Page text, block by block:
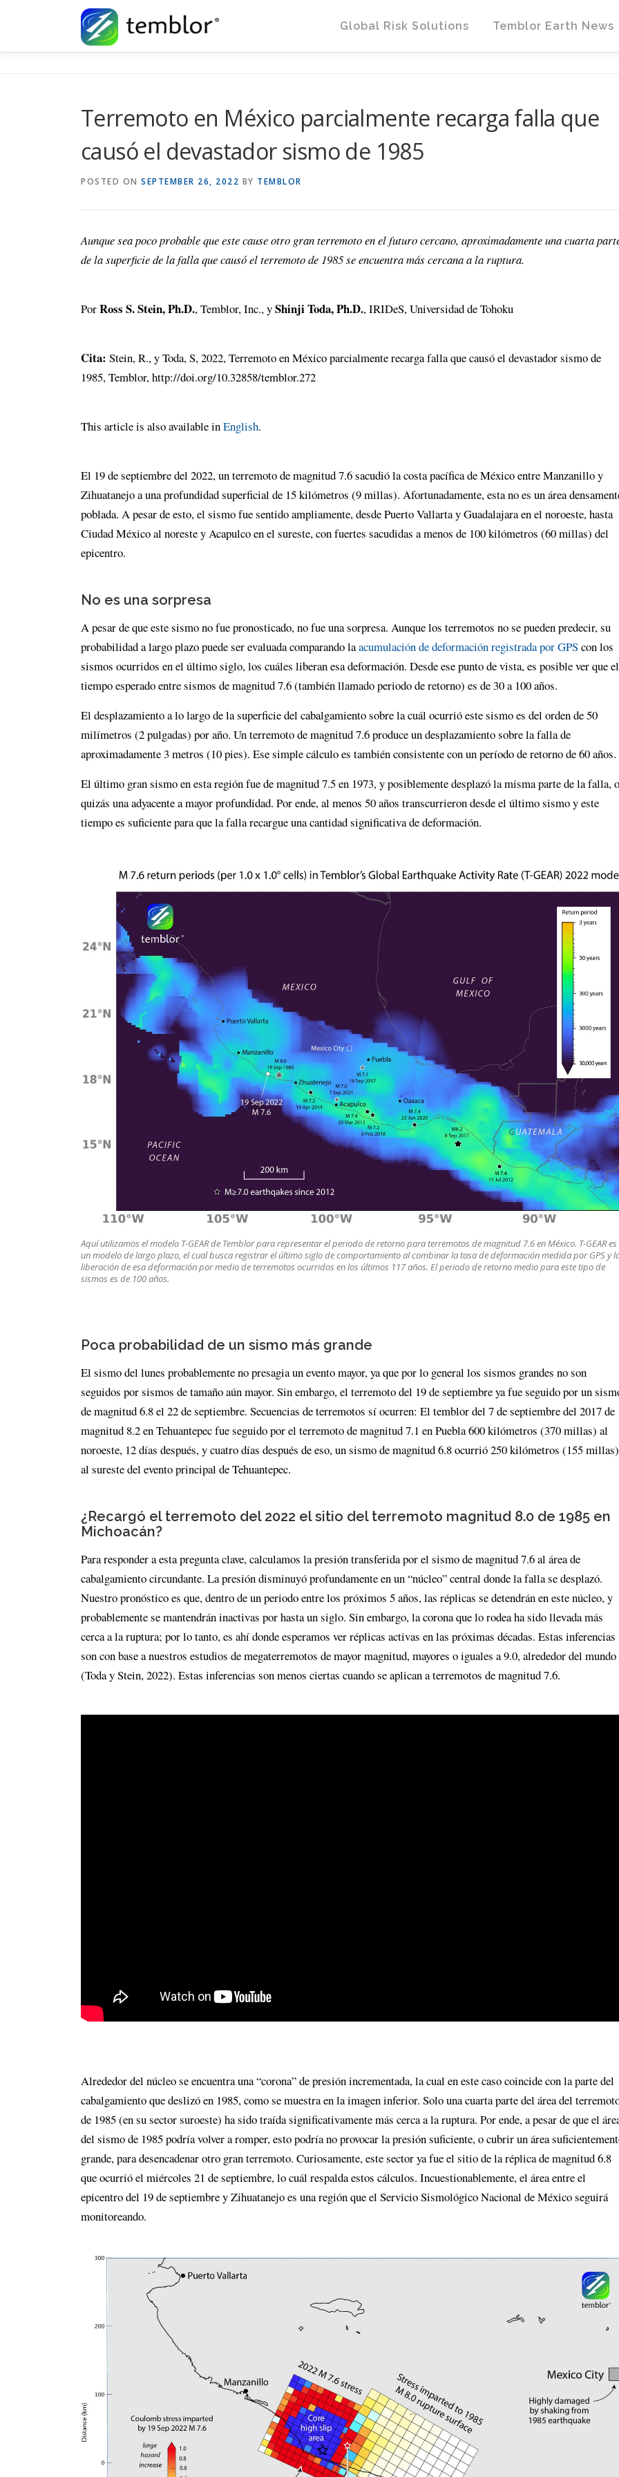
Global Risk Solutions
Temblor Earth News
Terremoto en México parcialmente recarga falla que
causó el devastador sismo de 1985
POSTED ON SEPTEMBER 26, 2022 BY TEMBLOR
Aunque sea poco probable que este cause otro gran terremoto en el futuro cercano, aproximadamente una cuarta
de la superficie de la falla que causó el terremoto de 1985 se encuentra más cercana a la ruptura.
PorRoss S. Stein, Ph.D., Temblor, Inc., yShinji Toda, Ph.D., IRIDeS, Universidad de Tohoku
Cita: Stein, R., y Toda, S, 2022, Terremoto en México parcialmente recarga falla que causó el devastador sismo de
1985, Temblor, http://doi.org/10.32858/temblor.272
This article is also available inEnglish.
El 19 de septiembre del 2022, un terremoto de magnitud 7.6 sacudió la costa pacífica de México entre Manzanillo y
Zihuatanejo a una profundidad superficial de 15 kilómetros (9 millas). Afortunadamente, esta no es un área
poblada. A pesar de esto, el sismo fue sentido ampliamente, desde Puerto Vallarta y Guadalajara en el noroeste, hasta
Ciudad México al noreste y Acapulco en el sureste, con fuertes sacudidas a menos de 100 kilómetros (60 millas) del
epicentro.
No es una sorpresa
A pesar de que este sismo no fue pronosticado, no fue una sorpresa. Aunque los terremotos no se pueden predecir, su
probabilidad a largo plazo puede ser evaluada comparando laacumulación de deformación registrada por GPScon los
sismos ocurridos en el último siglo, los cuáles liberan esa deformación. Desde ese punto de vista, es posible ver que el
tiempo esperado entre sismos de magnitud 7.6 (también llamado periodo de retorno) es de 30 a 100 años.
El desplazamiento a lo largo de la superficie del cabalgamiento sobre la cuál ocurrió este sismo es del orden de 50
milímetros (2 pulgadas) por año. Un terremoto de magnitud 7.6 produce un desplazamiento sobre la falla de
aproximadamente 3 metros (10 pies). Ese simple cálculo es también consistente con un período de retorno de 60 años.
El último gran sismo en esta región fue de magnitud 7.5 en 1973, y posiblemente desplazó la misma parte de la falla, o
quizás una adyacente a mayor profundidad. Por ende, al menos 50 años transcurrieron desde el último sismo y este
tiempo es suficiente para que la falla recargue una cantidad significativa de deformación.
Aquí utilizamos el modelo T-GEAR de Temblor para representar el periodo de retorno para terremotos de magnitud 7.6 en México. T-GEAR es
un modelo de largo plazo, el cual busca registrar el último siglo de comportamiento al combinar la tasa de deformación medida por GPS y
liberación de esa deformación por medio de terremotos ocurridos en los últimos 117 años. El periodo de retorno medio para este tipo de
sismos es de 100 años.
Poca probabilidad de un sismo más grande
El sismo del lunes probablemente no presagia un evento mayor, ya que por lo general los sismos grandes no son
seguidos por sismos de tamaño aún mayor. Sin embargo, el terremoto del 19 de septiembre ya fue seguido por un
de magnitud 6.8 el 22 de septiembre. Secuencias de terremotos sí ocurren: El temblor del 7 de septiembre del 2017 de
magnitud 8.2 en Tehuantepec fue seguido por el terremoto de magnitud 7.1 en Puebla 600 kilómetros (370 millas) al
noroeste, 12 días después, y cuatro días después de eso, un sismo de magnitud 6.8 ocurrió 250 kilómetros (155 millas)
al sureste del evento principal de Tehuantepec.
¿Recargó el terremoto del 2022 el sitio del terremoto magnitud 8.0 de 1985 en
Michoacán?
Para responder a esta pregunta clave, calculamos la presión transferida por el sismo de magnitud 7.6 al área de
cabalgamiento circundante. La presión disminuyó profundamente en un “núcleo” central donde la falla se desplazó.
Nuestro pronóstico es que, dentro de un periodo entre los próximos 5 años, las réplicas se detendrán en este núcleo, y
probablemente se mantendrán inactivas por hasta un siglo. Sin embargo, la corona que lo rodea ha sido llevada más
cerca a la ruptura; por lo tanto, es ahí donde esperamos ver réplicas activas en las próximas décadas. Estas inferencias
son con base a nuestros estudios de megaterremotos de mayor magnitud, mayores o iguales a 9.0, alrededor del mundo
(Toda y Stein, 2022). Estas inferencias son menos ciertas cuando se aplican a terremotos de magnitud 7.6.
Alrededor del núcleo se encuentra una “corona” de presión incrementada, la cual en este caso coincide con la parte del
cabalgamiento que deslizó en 1985, como se muestra en la imagen inferior. Solo una cuarta parte del área del
de 1985 (en su sector suroeste) ha sido traída significativamente más cerca a la ruptura. Por ende, a pesar de que el
del sismo de 1985 podría volver a romper, esto podría no provocar la presión suficiente, o cubrir un área
grande, para desencadenar otro gran terremoto. Curiosamente, este sector ya fue el sitio de la réplica de magnitud 6.8
que ocurrió el miércoles 21 de septiembre, lo cuál respalda estos cálculos. Incuestionablemente, el área entre el
epicentro del 19 de septiembre y Zihuatanejo es una región que el Servicio Sismológico Nacional de México seguirá
monitoreando.